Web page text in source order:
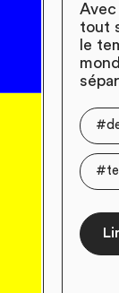
Avec
tout
le